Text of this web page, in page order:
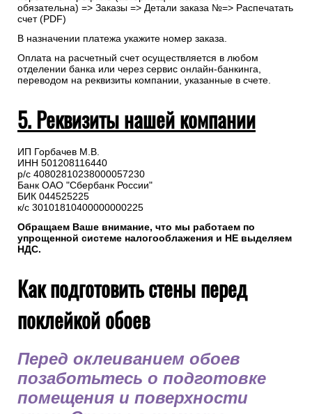
Самостоятельно скачать счетна оплату
доставки с менеджером.
Для самостоятельного формирования счета необходимо
перейти в “Профиль”(авторизация на сайте не
обязательна) => Заказы => Детали заказа №=> Распечатать
В назначении платежа укажите номер заказа.
Оплата на расчетный счет осуществляется в любом
переводом на реквизиты компании, указанные в счете.
5. Реквизиты нашей компании
ИП Горбачев М.В.
ИНН 501208116440
р/с 40802810238000057230
к/с 30101810400000000225
Обращаем Ваше внимание, что мы работаем по
упрощенной системе налогооблажения и НЕ выделяем
НДС.
Как подготовить стены перед
поклейкой обоев